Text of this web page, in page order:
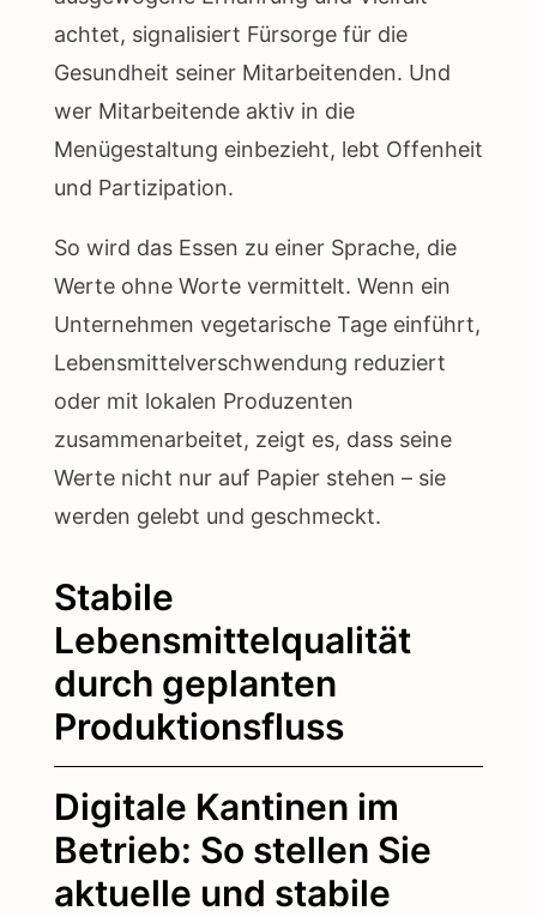
achtet, signalisiert Fürsorge für die
Gesundheit seiner Mitarbeitenden. Und
wer Mitarbeitende aktiv in die
Menügestaltung einbezieht, lebt Offenheit
und Partizipation.
So wird das Essen zu einer Sprache, die
Werte ohne Worte vermittelt. Wenn ein
Unternehmen vegetarische Tage einführt,
Lebensmittelverschwendung reduziert
oder mit lokalen Produzenten
zusammenarbeitet, zeigt es, dass seine
Werte nicht nur auf Papier stehen – sie
werden gelebt und geschmeckt.
Stabile
Lebensmittelqualität
durch geplanten
Produktionsfluss
Digitale Kantinen im
Betrieb: So stellen Sie
aktuelle und stabile